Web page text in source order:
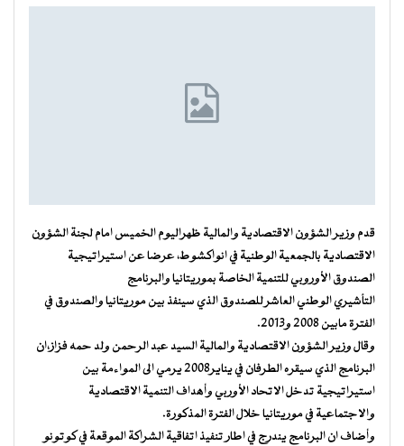
قدم وزير الشؤون الاقتصادية والمالية ظهراليوم الخميس امام لجنة الشؤون
الاقتصادية بالجمعية الوطنية في انواكشوط، عرضا عن استيراتيجية
الصندوق الأوروبي للتنمية الخاصة بموريتانيا والبرنامج
التأشيري الوطني العاشر للصندوق الذي سينفذ بين موريتانيا والصندوق في
الفترة مابين 2008 و2013.
وقال وزير الشؤون الاقتصادية والمالية السيد عبد الرحمن ولد حمه فزاز،ان
البرنامج الذي سيقره الطرفان في يناير2008 يرمي الى المواءمة بين
استيراتيجية تدخل الاتحاد الأوربي وأهداف التنمية الاقتصادية
والاجتماعية في موريتانيا خلال الفترة المذكورة.
وأضاف ان البرنامج يندرج في اطار تنفيذ اتفاقية الشراكة الموقعة في كوتونو